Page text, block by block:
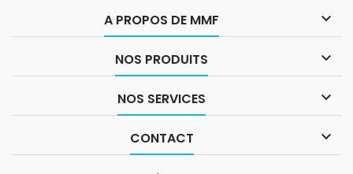
A PROPOS DE MMF 
NOS PRODUITS 
NOS SERVICES 
CONTACT 